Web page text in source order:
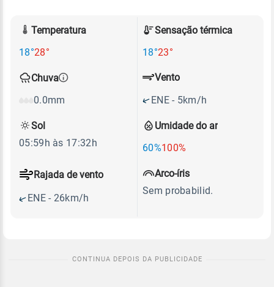
Temperatura
18°28°
Sensação térmica
18°23°
Chuva
0.0mm
Umidade do ar
60%100%
Vento
ENE - 5km/h
Rajada de vento
ENE - 26km/h
Sol
05:59h às 17:32h
Arco-íris
Sem probabilid.